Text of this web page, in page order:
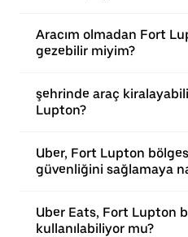
Aracım olmadan Fort
gezebilir miyim?
şehrinde araç
Lupton?
Uber, Fort Lupton
güvenliğini sağlamaya
Uber Eats, Fort Lupton
kullanılabiliyor mu?